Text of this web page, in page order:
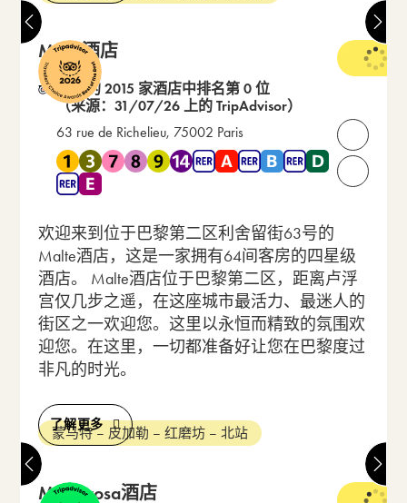
Malte酒店
4 星级
在 1 的 2015 家酒店中排名第 0 位
（来源：31/07/26 上的 TripAdvisor）
63 rue de Richelieu, 75002 Paris
靠近 地铁 1 , 地铁 3 , 地铁 7 , 地铁 8 , 地铁 9 , 地铁 14 ,
打开联
请致电
欢迎来到位于巴黎第二区利舍留街63号的
Malte酒店，这是一家拥有64间客房的四星级
酒店。 Malte酒店位于巴黎第二区，距离卢浮
宫仅几步之遥，在这座城市最活力、最迷人的
街区之一欢迎您。这里以永恒而精致的氛围欢
迎您。在这里，一切都准备好让您在巴黎度过
非凡的时光。
了解更多
蒙马特 – 皮加勒 – 红磨坊 – 北站
Monterosa酒店